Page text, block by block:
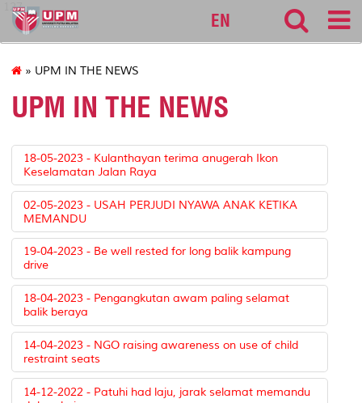
127
EN
» UPM IN THE NEWS
UPM IN THE NEWS
18-05-2023 - Kulanthayan terima anugerah Ikon
Keselamatan Jalan Raya
02-05-2023 - USAH PERJUDI NYAWA ANAK KETIKA
MEMANDU
19-04-2023 - Be well rested for long balik kampung
drive
18-04-2023 - Pengangkutan awam paling selamat
balik beraya
14-04-2023 - NGO raising awareness on use of child
restraint seats
14-12-2022 - Patuhi had laju, jarak selamat memandu